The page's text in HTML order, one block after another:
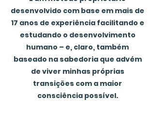
desenvolvido com base em mais de
17 anos de experiência facilitando e
estudando o desenvolvimento
humano – e, claro, também
baseado na sabedoria que advém
de viver minhas próprias
transições com a maior
consciência possível.